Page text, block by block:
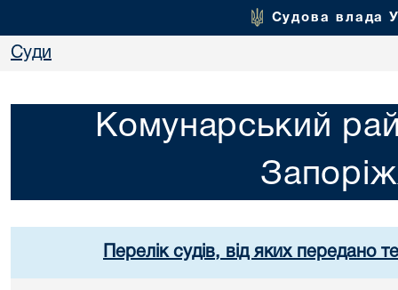
Судова влада
Суди
Комунарський
Перелік судів, від яких передано